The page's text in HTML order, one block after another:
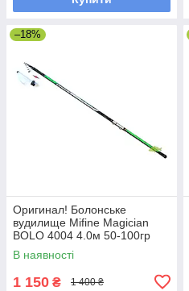
–18%
Оригинал! Болонське
вудилище Mifine Magician
BOLO 4004 4.0м 50-100гр
(10319), вудилище під
боковий кивок
В наявності
1 150 ₴ 1 400 ₴